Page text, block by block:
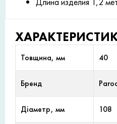
Товщина, мм 40
Бренд
Діаметр, мм 108